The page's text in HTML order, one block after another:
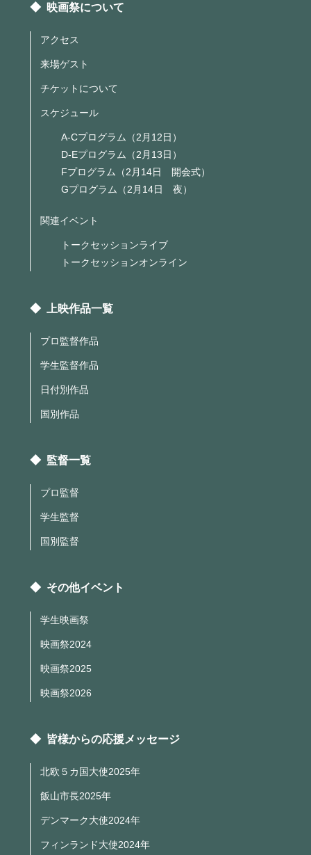
◆ 映画祭について
アクセス
来場ゲスト
チケットについて
スケジュール
A-Cプログラム（2月12日）
D-Eプログラム（2月13日）
Fプログラム（2月14日 開会式）
Gプログラム（2月14日 夜）
関連イベント
トークセッションライブ
トークセッションオンライン
◆ 上映作品一覧
プロ監督作品
学生監督作品
日付別作品
国別作品
◆ 監督一覧
プロ監督
学生監督
国別監督
◆ その他イベント
学生映画祭
映画祭2024
映画祭2025
映画祭2026
◆ 皆様からの応援メッセージ
北欧５カ国大使2025年
飯山市長2025年
デンマーク大使2024年
フィンランド大使2024年